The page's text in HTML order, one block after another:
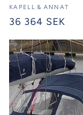
Säljare:
KAPELL & ANNAT
Ordinarie
36 364 SEK